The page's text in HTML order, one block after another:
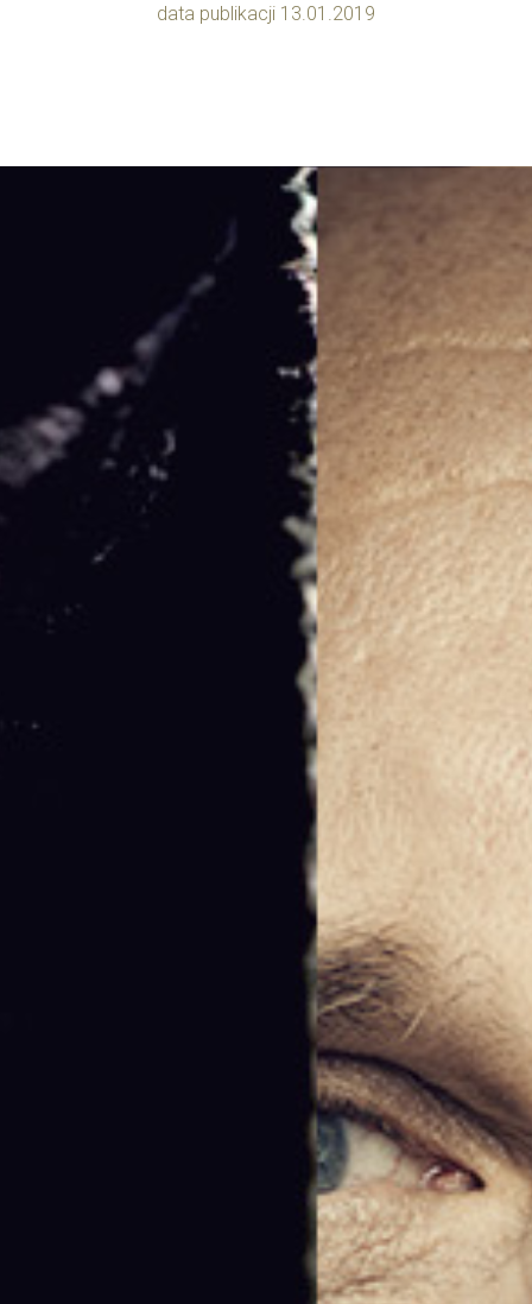
data publikacji 13.01.2019